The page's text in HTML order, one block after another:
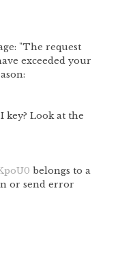
"The request
exceeded your
key? Look at the
belongs to a
or send error